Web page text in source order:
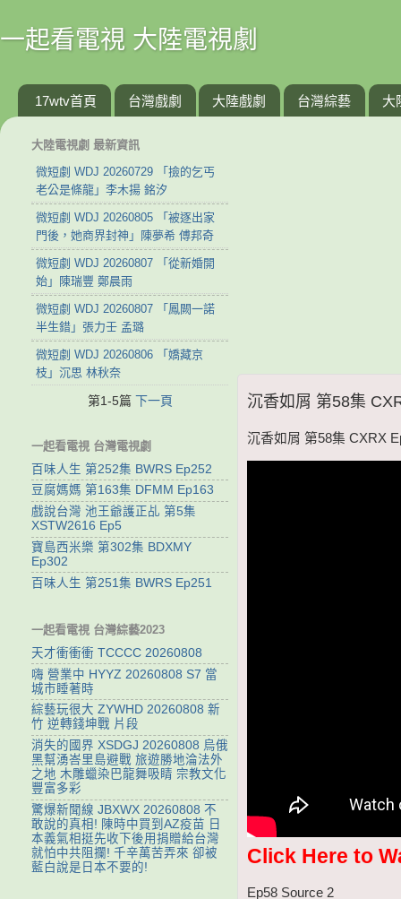
一起看電視 大陸電視劇
17wtv首頁 台灣戲劇 大陸戲劇 台灣綜藝 大
沉香如屑 第58集
沉香如屑 第58集 CXRX
Click Here to
Ep58 Source 2
大陸電視劇 最新資訊
微短劇 WDJ 20260729 「撿的乞丐
老公是條龍」李木揚 銘汐
微短劇 WDJ 20260805 「被逐出家
門後，她商界封神」陳夢希 傅邦奇
微短劇 WDJ 20260807 「從新婚開
始」陳瑞豐 鄭晨雨
微短劇 WDJ 20260807 「鳳闕一諾
半生錯」張力壬 孟璐
微短劇 WDJ 20260806 「嬌藏京
枝」沉思 林秋奈
第1-5篇 下一頁
一起看電視 台灣電視劇
百味人生 第252集 BWRS Ep252
豆腐媽媽 第163集 DFMM Ep163
戲說台灣 池王爺護正乩 第5集
XSTW2616 Ep5
寶島西米樂 第302集 BDXMY
Ep302
百味人生 第251集 BWRS Ep251
一起看電視 台灣綜藝2023
天才衝衝衝 TCCCC 20260808
嗨 營業中 HYYZ 20260808 S7 當
城市睡著時
綜藝玩很大 ZYWHD 20260808 新
竹 逆轉錢坤戰 片段
消失的國界 XSDGJ 20260808 烏俄
黑幫湧峇里島避戰 旅遊勝地淪法外
之地 木雕蠟染巴龍舞吸睛 宗教文化
豐富多彩
驚爆新聞線 JBXWX 20260808 不
敢說的真相! 陳時中買到AZ疫苗 日
本義氣相挺先收下後用捐贈給台灣
就怕中共阻攔! 千辛萬苦弄來 卻被
藍白說是日本不要的!